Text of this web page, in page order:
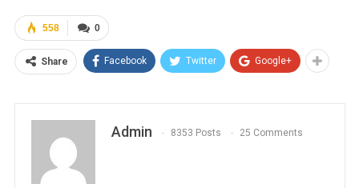
0
558
Share Facebook Twitter Google+
Admin 8353 Posts 25 Comments